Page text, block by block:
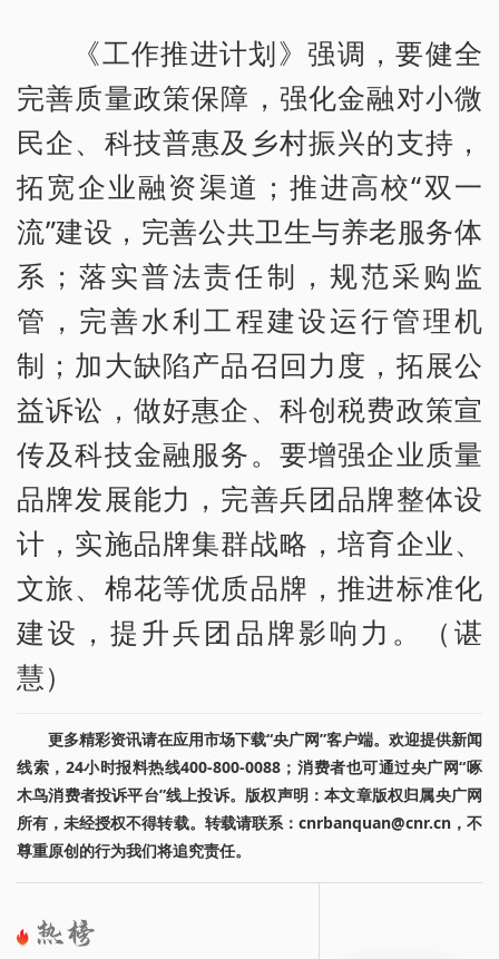
《工作推进计划》强调，要健全
完善质量政策保障，强化金融对小微
民企、科技普惠及乡村振兴的支持，
拓宽企业融资渠道；推进高校“双一
流”建设，完善公共卫生与养老服务体
系；落实普法责任制，规范采购监
管，完善水利工程建设运行管理机
制；加大缺陷产品召回力度，拓展公
益诉讼，做好惠企、科创税费政策宣
传及科技金融服务。要增强企业质量
品牌发展能力，完善兵团品牌整体设
计，实施品牌集群战略，培育企业、
文旅、棉花等优质品牌，推进标准化
建设，提升兵团品牌影响力。（谌
慧）
更多精彩资讯请在应用市场下载“央广网”客户端。欢迎提供新闻
线索，24小时报料热线400-800-0088；消费者也可通过央广网“啄
木鸟消费者投诉平台”线上投诉。版权声明：本文章版权归属央广网
所有，未经授权不得转载。转载请联系：cnrbanquan@cnr.cn，不
尊重原创的行为我们将追究责任。